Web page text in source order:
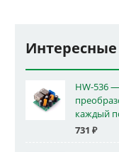
HW-536
каждый
731 ₽